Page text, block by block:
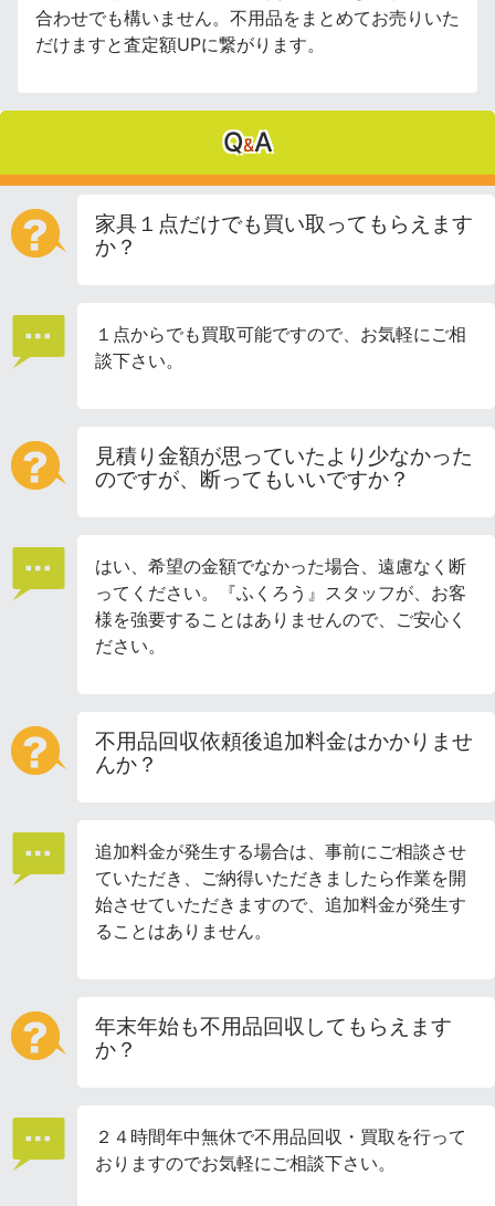
合わせでも構いません。不用品をまとめてお売りいた
だけますと査定額UPに繋がります。
Q&A
家具１点だけでも買い取ってもらえます
か？
１点からでも買取可能ですので、お気軽にご相
談下さい。
見積り金額が思っていたより少なかった
のですが、断ってもいいですか？
はい、希望の金額でなかった場合、遠慮なく断
ってください。『ふくろう』スタッフが、お客
様を強要することはありませんので、ご安心く
ださい。
不用品回収依頼後追加料金はかかりませ
んか？
追加料金が発生する場合は、事前にご相談させ
ていただき、ご納得いただきましたら作業を開
始させていただきますので、追加料金が発生す
ることはありません。
年末年始も不用品回収してもらえます
か？
２４時間年中無休で不用品回収・買取を行って
おりますのでお気軽にご相談下さい。